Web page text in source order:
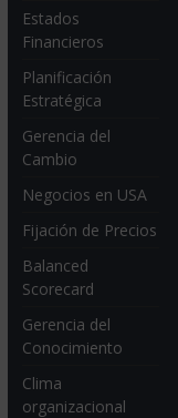
Estados
Financieros
Planificación
Estratégica
Gerencia del
Cambio
Negocios en USA
Fijación de Precios
Balanced
Scorecard
Gerencia del
Conocimiento
Clima
organizacional